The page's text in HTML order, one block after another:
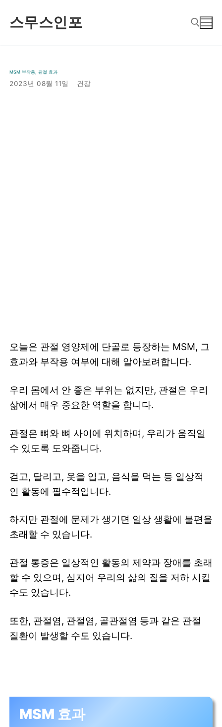
스무스인포
MSM 부작용, 관절 효과
2023년 08월 11일 건강
오늘은 관절 영양제에 단골로 등장하는 MSM, 그
효과와 부작용 여부에 대해 알아보려합니다.
우리 몸에서 안 좋은 부위는 없지만, 관절은 우리
삶에서 매우 중요한 역할을 합니다.
관절은 뼈와 뼈 사이에 위치하며, 우리가 움직일
수 있도록 도와줍니다.
걷고, 달리고, 옷을 입고, 음식을 먹는 등 일상적
인 활동에 필수적입니다.
하지만 관절에 문제가 생기면 일상 생활에 불편을
초래할 수 있습니다.
관절 통증은 일상적인 활동의 제약과 장애를 초래
할 수 있으며, 심지어 우리의 삶의 질을 저하 시킬
수도 있습니다.
또한, 관절염, 관절염, 골관절염 등과 같은 관절
질환이 발생할 수도 있습니다.
MSM 효과